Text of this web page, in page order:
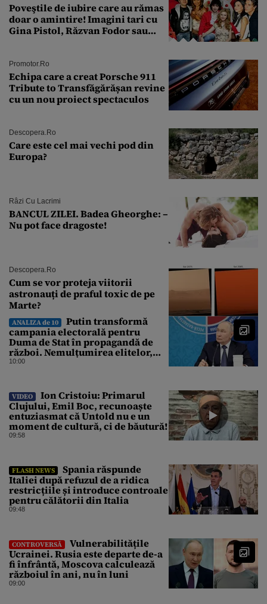
Poveştile de iubire care au rămas
doar o amintire! Imagini tari cu
Gina Pistol, Răzvan Fodor sau
Promotor.ro
Echipa care a creat Porsche 911
Tribute to Transfăgărășan revine
cu un nou proiect spectaculos
Descopera.ro
Care este cel mai vechi pod din
Europa?
Râzi Cu Lacrimi
BANCUL ZILEI. Badea Gheorghe: –
Nu pot face dragoste!
Descopera.ro
Cum se vor proteja viitorii
astronauți de praful toxic de pe
Marte?
ANALIZA de 10
Putin transformă
campania electorală pentru
Duma de Stat în propagandă de
război. Nemulțumirea elitelor,
tratată cu indiferență la Kremlin
10:00
VIDEO
Ion Cristoiu: Primarul
Clujului, Emil Boc, recunoaște
entuziasmat că Untold nu e un
moment de cultură, ci de băutură!
09:58
FLASH NEWS
Spania răspunde
Italiei după refuzul de a ridica
restricțiile și introduce controale
pentru călătorii din Italia
09:48
CONTROVERSĂ
Vulnerabilitățile
Ucrainei. Rusia este departe de-a
fi înfrântă, Moscova calculează
războiul în ani, nu în luni
09:00